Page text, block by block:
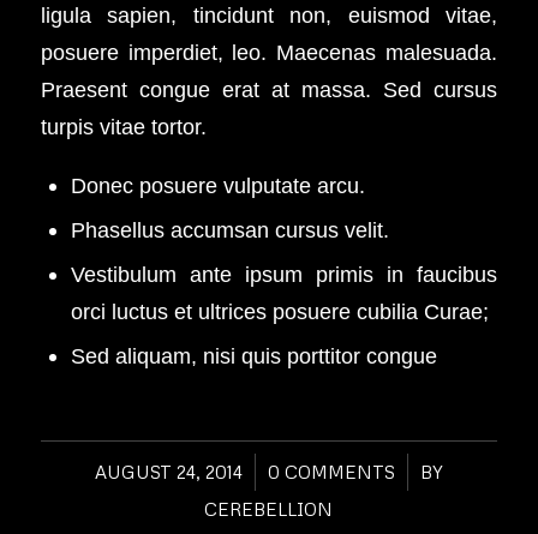
ligula sapien, tincidunt non, euismod vitae,
posuere imperdiet, leo. Maecenas malesuada.
Praesent congue erat at massa. Sed cursus
turpis vitae tortor.
Donec posuere vulputate arcu.
Phasellus accumsan cursus velit.
Vestibulum ante ipsum primis in faucibus
orci luctus et ultrices posuere cubilia Curae;
Sed aliquam, nisi quis porttitor congue
AUGUST 24, 2014
/ 0 COMMENTS
/
BY
CEREBELLION